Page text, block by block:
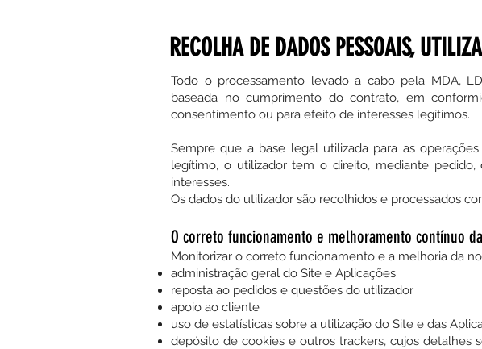
RECOLHA DE DADOS PESSOAIS,
Todo o processamento levado a cabo pela MDA,
baseada no cumprimento do contrato, em
consentimento ou para efeito de interesses legítimos.
Sempre que a base legal utilizada para as
legítimo, o utilizador tem o direito, mediante
interesses.
Os dados do utilizador são recolhidos e processados
O correto funcionamento e melhoramento contínuo
Monitorizar o correto funcionamento e a melhoria da
administração geral do Site e Aplicações
reposta ao pedidos e questões do utilizador
apoio ao cliente
uso de estatísticas sobre a utilização do Site e das
depósito de cookies e outros trackers, cujos detalhes